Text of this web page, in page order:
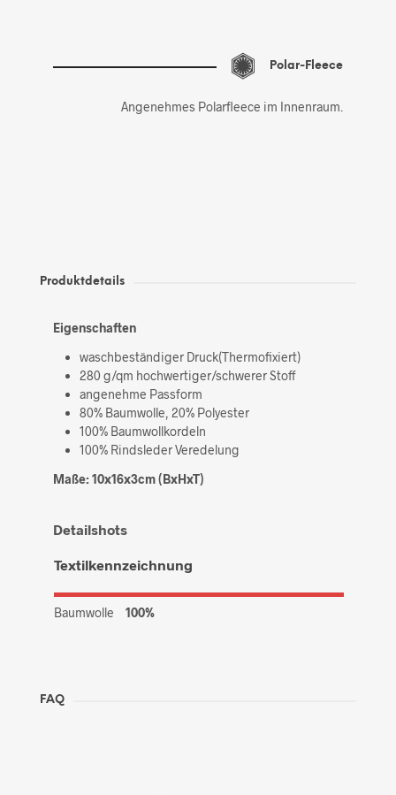
Polar-Fleece
Angenehmes Polarfleece im Innenraum.
Produktdetails
Eigenschaften
waschbeständiger Druck(Thermofixiert)
280 g/qm hochwertiger/schwerer Stoff
angenehme Passform
80% Baumwolle, 20% Polyester
100% Baumwollkordeln
100% Rindsleder Veredelung
Maße: 10x16x3cm (BxHxT)
Detailshots
Textilkennzeichnung
Baumwolle 100%
FAQ